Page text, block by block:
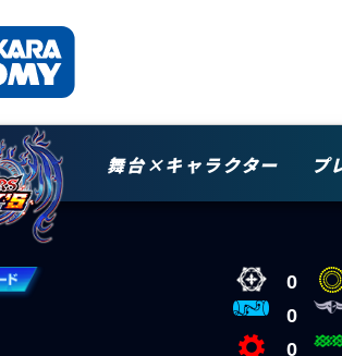
舞台×キャラクター プ
0
0
0